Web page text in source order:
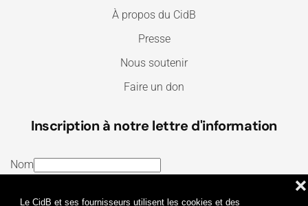
Le CidB et ses fournisseurs utilisent les cookies et des
❌
À propos du CidB
Presse
Nous soutenir
Faire un don
Inscription à notre lettre d'information
Nom